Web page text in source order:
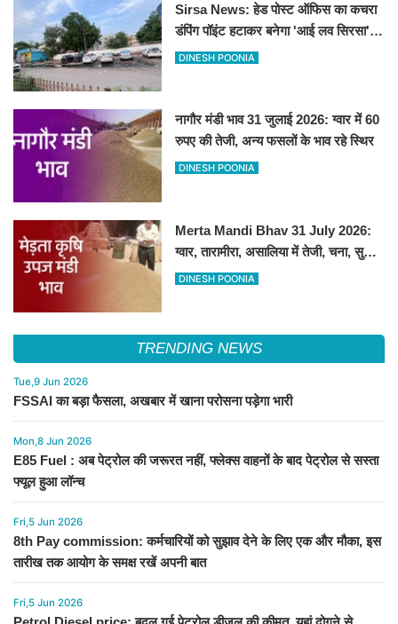
Sirsa News: हेड पोस्ट ऑफिस का कचरा
डंपिंग पॉइंट हटाकर बनेगा 'आई लव सिरसा'
सेल्फी पॉइंट
DINESH POONIA
नागौर मंडी भाव 31 जुलाई 2026: ग्वार में 60
रुपए की तेजी, अन्य फसलों के भाव रहे स्थिर
DINESH POONIA
Merta Mandi Bhav 31 July 2026:
ग्वार, तारामीरा, असालिया में तेजी, चना, सुवा,
रायड़ा मंदे बिके
DINESH POONIA
TRENDING NEWS
Tue,9 Jun 2026
FSSAI का बड़ा फैसला, अखबार में खाना परोसना पड़ेगा भारी
Mon,8 Jun 2026
E85 Fuel : अब पेट्रोल की जरूरत नहीं, फ्लेक्स वाहनों के बाद पेट्रोल से सस्ता
फ्यूल हुआ लॉन्च
Fri,5 Jun 2026
8th Pay commission: कर्मचारियों को सुझाव देने के लिए एक और मौका, इस
तारीख तक आयोग के समक्ष रखें अपनी बात
Fri,5 Jun 2026